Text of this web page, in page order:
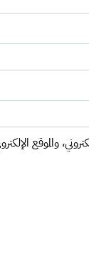
والموقع